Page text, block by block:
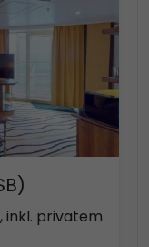
inkl. privatem